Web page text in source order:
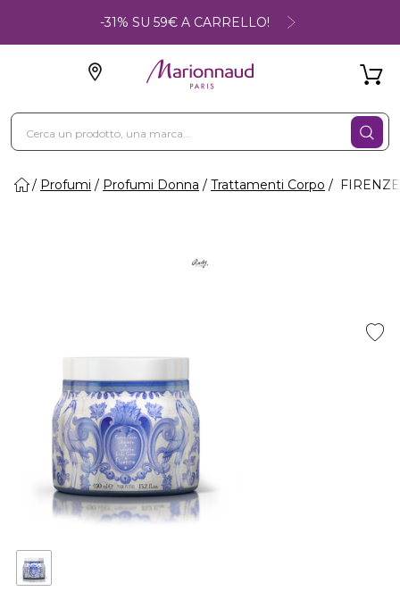
-31% SU 59€ A CARRELLO!
Profumi Profumi Donna Trattamenti Corpo